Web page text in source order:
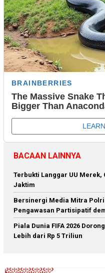
BACAAN LAINNYA
Terbukti Langgar UU
Jaktim
Bersinergi Media Mitra Polri
Pengawasan Partisipatif
Piala Dunia FIFA 2026
Lebih dari Rp 5 Triliun